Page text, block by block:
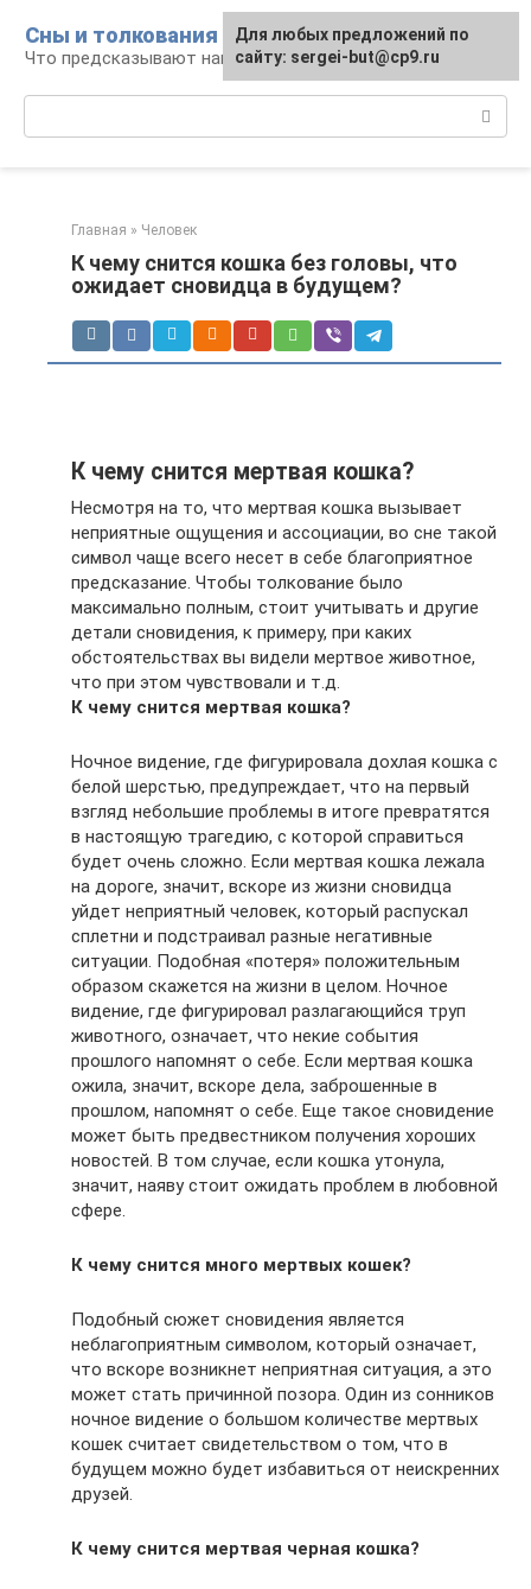
контенту
Сны и толкования
Что предсказывают нам наши сны
Главная » Человек
К чему снится кошка без головы, что
ожидает сновидца в будущем?
К чему снится мертвая кошка?
Несмотря на то, что мертвая кошка вызывает
неприятные ощущения и ассоциации, во сне такой
символ чаще всего несет в себе благоприятное
предсказание. Чтобы толкование было
максимально полным, стоит учитывать и другие
детали сновидения, к примеру, при каких
обстоятельствах вы видели мертвое животное,
что при этом чувствовали и т.д.
К чему снится мертвая кошка?
Ночное видение, где фигурировала дохлая кошка с
белой шерстью, предупреждает, что на первый
взгляд небольшие проблемы в итоге превратятся
в настоящую трагедию, с которой справиться
будет очень сложно. Если мертвая кошка лежала
на дороге, значит, вскоре из жизни сновидца
уйдет неприятный человек, который распускал
сплетни и подстраивал разные негативные
ситуации. Подобная «потеря» положительным
образом скажется на жизни в целом. Ночное
видение, где фигурировал разлагающийся труп
животного, означает, что некие события
прошлого напомнят о себе. Если мертвая кошка
ожила, значит, вскоре дела, заброшенные в
прошлом, напомнят о себе. Еще такое сновидение
может быть предвестником получения хороших
новостей. В том случае, если кошка утонула,
значит, наяву стоит ожидать проблем в любовной
сфере.
К чему снится много мертвых кошек?
Подобный сюжет сновидения является
неблагоприятным символом, который означает,
что вскоре возникнет неприятная ситуация, а это
может стать причинной позора. Один из сонников
ночное видение о большом количестве мертвых
кошек считает свидетельством о том, что в
будущем можно будет избавиться от неискренних
друзей.
К чему снится мертвая черная кошка?
Для любых предложений по
сайту: sergei-but@cp9.ru